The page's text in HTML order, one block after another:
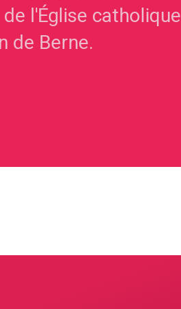
l'Église catholique
de Berne.